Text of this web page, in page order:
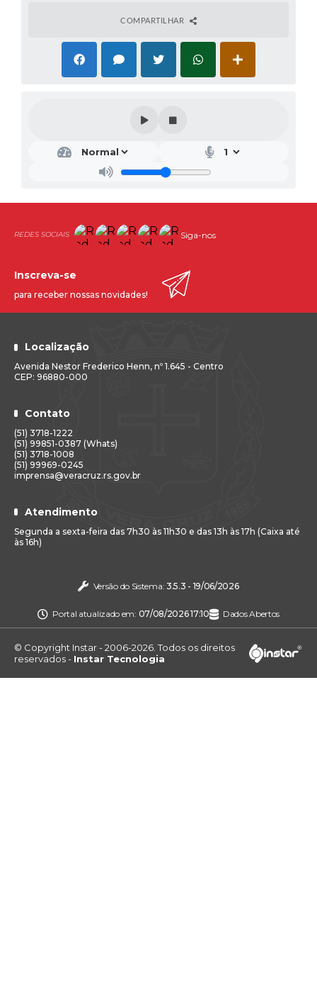
COMPARTILHAR
Siga-nos
Localização
Avenida Nestor Frederico Henn, nº 1.645 - Centro
CEP: 96880-000
Contato
(51) 3718-1222
(51) 99851-0387 (Whats)
(51) 3718-1008
(51) 99969-0245
imprensa@veracruz.rs.gov.br
Atendimento
Segunda a sexta-feira das 7h30 às 11h30 e das 13h às 17h (Caixa até
às 16h)
Inscreva-se
para receber nossas novidades!
Versão do Sistema: 3.5.3 - 19/06/2026
Portal atualizado em: 07/08/2026 17:10 Dados Abertos
© Copyright Instar - 2006-2026. Todos os direitos
reservados - Instar Tecnologia